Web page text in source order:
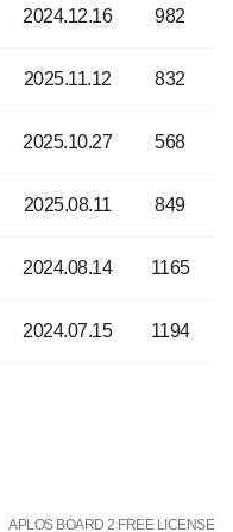
2024.12.16 982
2025.11.12 832
2025.10.27 568
2025.08.11 849
2024.08.14 1165
2024.07.15 1194
APLOS BOARD 2 FREE LICENSE